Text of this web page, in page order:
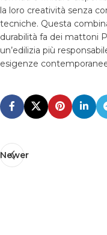
la loro creatività senza
tecniche. Questa
durabilità fa dei mattoni
un’edilizia più
esigenze
Newer